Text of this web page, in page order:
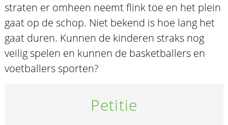
straten er omheen neemt flink toe en het plein
gaat op de schop. Niet bekend is hoe lang het
gaat duren. Kunnen de kinderen straks nog
veilig spelen en kunnen de basketballers en
voetballers sporten?
Petitie